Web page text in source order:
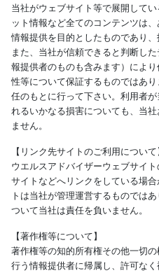
当社がウェブサイト等で展開して
ット情報など全てのコンテンツは
情報提供を目的としたものであり、
また、当社が信頼できると判断し
報提供者のものも含みます）によ
性等について保証するものではあ
任のもとに行って下さい。利用者
れるいかなる損害についても、当
ません。
【リンク先サイトのご利用について
ウエルスアドバイザーウェブサイ
サイトなどへリンクをしている場
トは当社が管理運営するものでは
ついて当社は責任を負いません。
【著作権等について】
著作権等の知的所有権その他一切
行う情報提供者に帰属し、許可な